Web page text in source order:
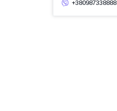
+380987338888